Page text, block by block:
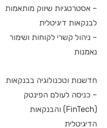
– אסטרטגיות שיווק מותאמות
לבנקאות דיגיטלית
– ניהול קשרי לקוחות ושימור
נאמנות
חדשנות וטכנולוגיה בבנקאות
– כניסה לעולם הפינטק
(FinTech) והבנקאות
הדיגיטלית